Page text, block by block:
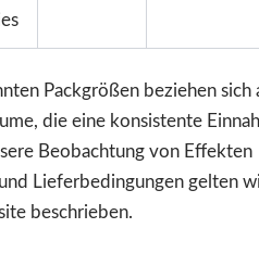
Packgrößen beziehen sich
die eine konsistente
Beobachtung von Effekten
Lieferbedingungen gelten
beschrieben.